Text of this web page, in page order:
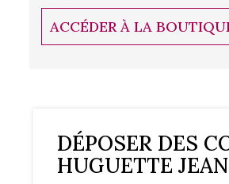
ACCÉDER À LA
DÉPOSER DES
HUGUETTE